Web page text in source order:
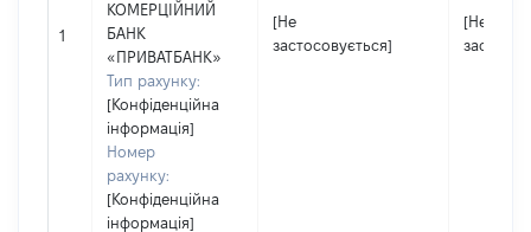
1
КОМЕРЦІЙНИЙ
БАНК
«ПРИВАТБАНК»
Тип рахунку:
[Конфіденційна
інформація]
Номер
рахунку:
[Конфіденційна
інформація]
[Не
застосовується]
[Не